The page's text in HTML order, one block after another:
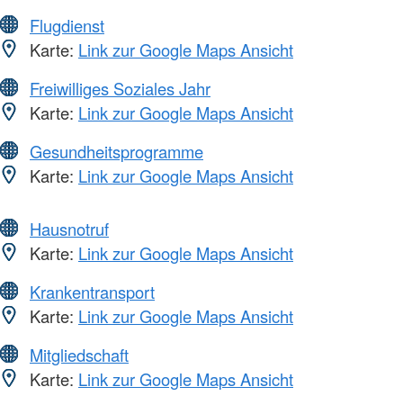
Flugdienst
Karte: Link zur Google Maps Ansicht
Freiwilliges Soziales Jahr
Karte: Link zur Google Maps Ansicht
Gesundheitsprogramme
Karte: Link zur Google Maps Ansicht
Hausnotruf
Karte: Link zur Google Maps Ansicht
Krankentransport
Karte: Link zur Google Maps Ansicht
Mitgliedschaft
Karte: Link zur Google Maps Ansicht